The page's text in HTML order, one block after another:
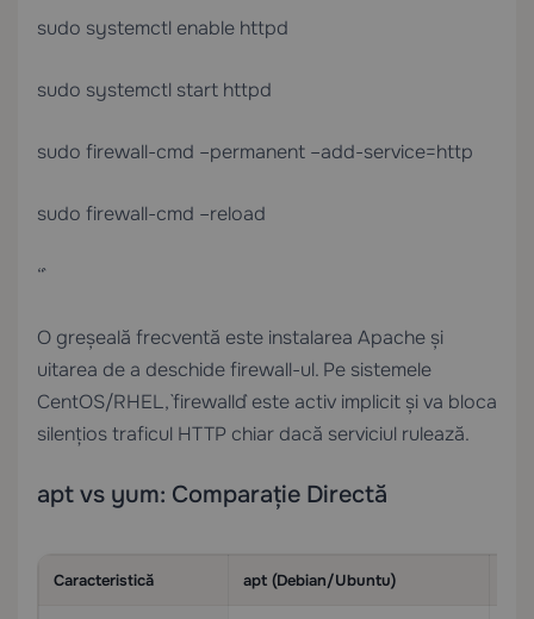
sudo systemctl enable httpd
sudo systemctl start httpd
sudo firewall-cmd –permanent –add-service=http
sudo firewall-cmd –reload
“`
O greșeală frecventă este instalarea Apache și
uitarea de a deschide firewall-ul. Pe sistemele
CentOS/RHEL, `firewalld` este activ implicit și va bloca
silențios traficul HTTP chiar dacă serviciul rulează.
apt vs yum: Comparație Directă
Caracteristică apt (Debian/Ubuntu)